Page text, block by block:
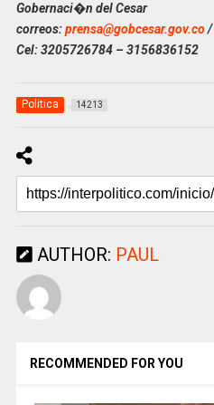
Gobernaci�n del Cesar
correos:prensa@gobcesar.gov.co/
Cel: 3205726784 – 3156836152
Politica 14213
AUTHOR: PAUL
RECOMMENDED FOR YOU